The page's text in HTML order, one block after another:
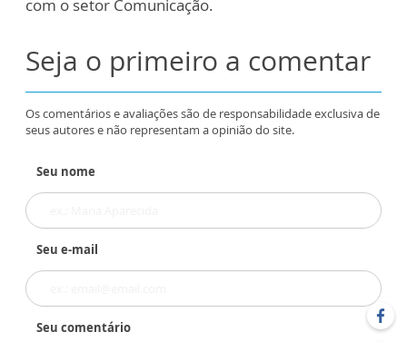
com o setor Comunicação.
Seja o primeiro a comentar
Os comentários e avaliações são de responsabilidade exclusiva de
seus autores e não representam a opinião do site.
Seu nome
Seu e-mail
Seu comentário